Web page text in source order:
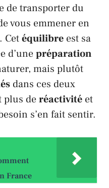
de transporter du
vous emmener en
Cetéquilibre est sa
d’unepréparation
mais plutôt
dans ces deux
plus deréactivité et
s’en fait sentir.
France